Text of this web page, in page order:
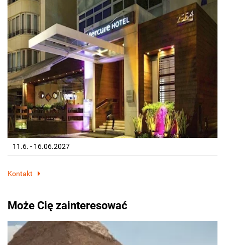
11.6. - 16.06.2027
Kontakt
Może Cię zainteresować